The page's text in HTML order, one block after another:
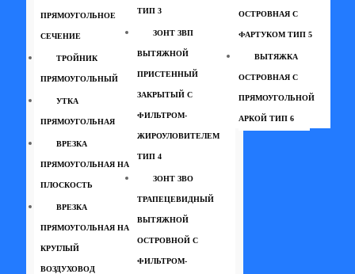
ПРЯМОУГОЛЬНОЕ
СЕЧЕНИЕ
ТРОЙНИК
ПРЯМОУГОЛЬНЫЙ
УТКА
ПРЯМОУГОЛЬНАЯ
ВРЕЗКА
ПРЯМОУГОЛЬНАЯ НА
ПЛОСКОСТЬ
ВРЕЗКА
ПРЯМОУГОЛЬНАЯ НА
КРУГЛЫЙ
ВОЗДУХОВОД
ТИП 3
ЗОНТ ЗВП
ВЫТЯЖНОЙ
ПРИСТЕННЫЙ
ЗАКРЫТЫЙ С
ФИЛЬТРОМ-
ЖИРОУЛОВИТЕЛЕМ
ТИП 4
ЗОНТ ЗВО
ТРАПЕЦЕВИДНЫЙ
ВЫТЯЖНОЙ
ОСТРОВНОЙ С
ФИЛЬТРОМ-
ОСТРОВНАЯ С
ФАРТУКОМ ТИП 5
ВЫТЯЖКА
ОСТРОВНАЯ С
ПРЯМОУГОЛЬНОЙ
АРКОЙ ТИП 6